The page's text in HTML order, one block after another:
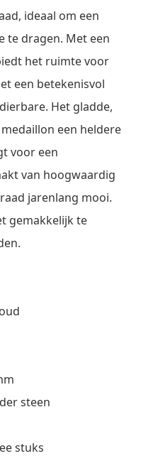
ideaal om een
te dragen. Met een
het ruimte voor
een betekenisvol
Het gladde,
een heldere
voor een
van hoogwaardig
jarenlang mooi.
gemakkelijk te
steen
stuks